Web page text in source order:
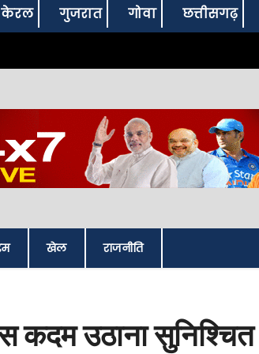
केरल गुजरात गोवा छत्तीसगढ़
खेल राजनीति
कदम उठाना